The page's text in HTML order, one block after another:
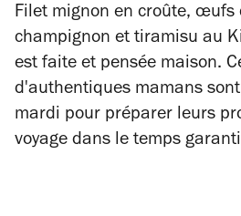
Filet mignon en croûte, œufs
champignon et tiramisu au
est faite et pensée maison.
d'authentiques mamans
mardi pour préparer leurs
voyage dans le temps